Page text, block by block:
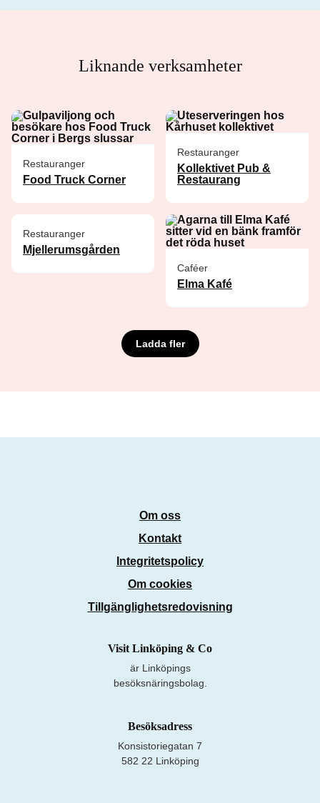
Liknande verksamheter
Restauranger
Food Truck Corner
Restauranger
Kollektivet Pub &
Restaurang
Restauranger
Mjellerumsgården
Caféer
Elma Kafé
Ladda fler
Om oss
Kontakt
Integritetspolicy
Om cookies
Tillgänglighetsredovisning
Visit Linköping & Co
är Linköpings
besöksnäringsbolag.
Besöksadress
Konsistoriegatan 7
582 22 Linköping